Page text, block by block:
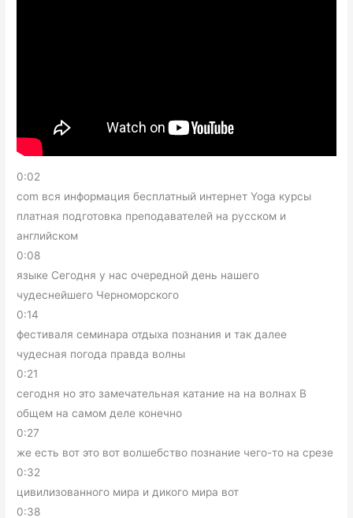
0:02
com вся информация бесплатный интернет Yoga курсы
платная подготовка преподавателей на русском и
английском
0:08
языке Сегодня у нас очередной день нашего
чудеснейшего Черноморского
0:14
фестиваля семинара отдыха познания и так далее
чудесная погода правда волны
0:21
сегодня но это замечательная катание на на волнах В
общем на самом деле конечно
0:27
же есть вот это вот волшебство познание чего-то на срезе
0:32
цивилизованного мира и дикого мира вот
0:38